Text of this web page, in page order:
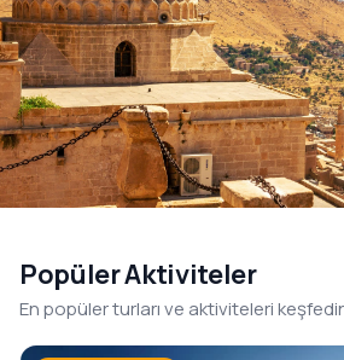
1996’dan beri, Güneydoğu
konforlu ve planlı tur
buluşturuyoruz.
Popüler Aktiviteler
En popüler turları ve aktiviteleri